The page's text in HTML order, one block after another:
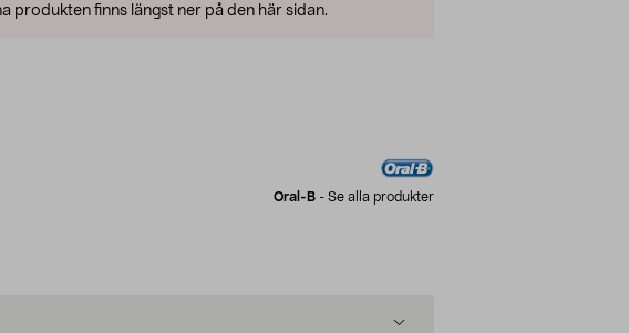
produkten finns längst ner på den här sidan.
Oral-B - Se alla produkter